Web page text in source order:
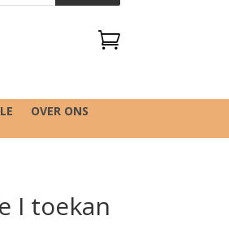

OVER ONS
I toekan